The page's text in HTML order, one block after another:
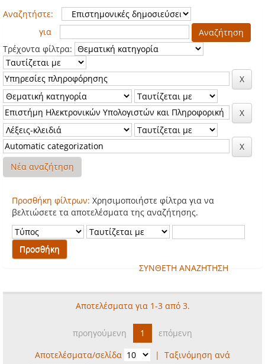
Αναζητήστε:
για
Τρέχοντα φίλτρα:
Νέα αναζήτηση
Προσθήκη φίλτρων: Χρησιμοποιήστε φίλτρα για να
βελτιώσετε τα αποτελέσματα της αναζήτησης.
ΣΥΝΘΕΤΗ ΑΝΑΖΗΤΗΣΗ
Αποτελέσματα για 1-3 από 3.
προηγούμενη 1
επόμενη
Αποτελέσματα/σελίδα
| Ταξινόμηση ανά